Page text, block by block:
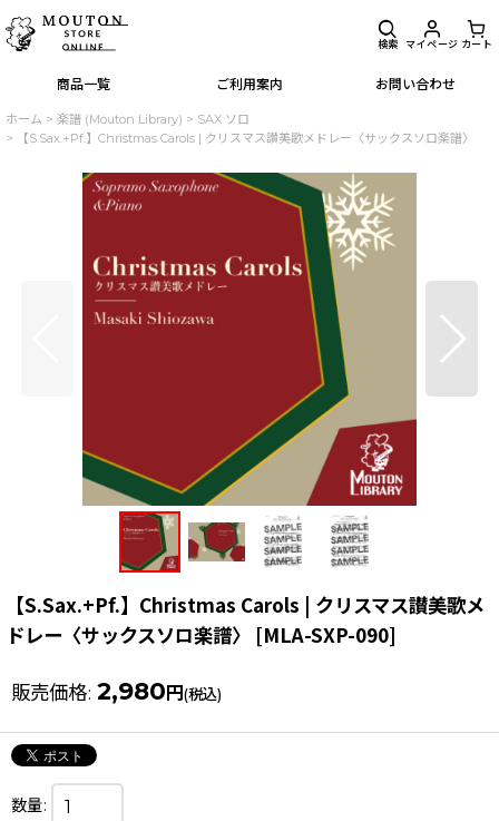
商品一覧 ご利用案内 お問い合わせ
検索 マイページ カート
ホーム > 楽譜 (Mouton Library) > SAX ソロ
>
【S.Sax.+Pf.】Christmas Carols | クリスマス讃美歌メドレー〈サックスソロ楽譜〉
【S.Sax.+Pf.】Christmas Carols | クリスマス讃美歌メ
ドレー〈サックスソロ楽譜〉 [MLA-SXP-090]
販売価格: 2,980 円(税込)
数量: